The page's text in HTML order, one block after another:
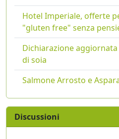
Hotel Imperiale, offerte
"gluten free" senza
Dichiarazione aggiornata
di soia
Salmone Arrosto e
Discussioni